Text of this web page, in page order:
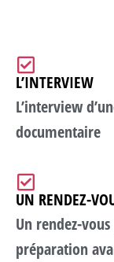
L’INTERVIEW
L’interview
documentaire
UN RENDEZ-
Un rendez-
préparation